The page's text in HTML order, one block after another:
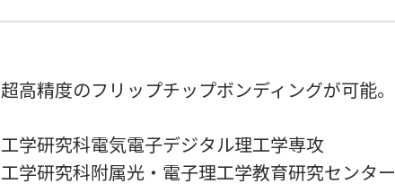
超高精度のフリップチップボンディングが可能。
工学研究科電気電子デジタル理工学専攻
工学研究科附属光・電子理工学教育研究センター